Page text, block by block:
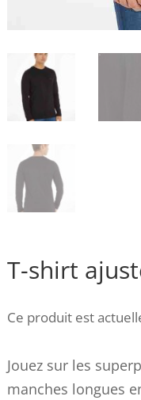
T-shirt
Ce produit est
Jouez sur les
manches longues